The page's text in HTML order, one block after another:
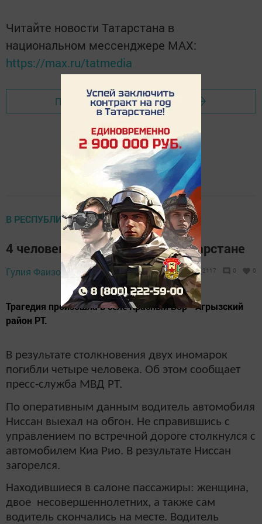
Читайте новости Татарстана в
национальном мессенджере MАХ:
https://max.ru/tatmedia
Перейти на страницу новости
В РЕСПУБЛИКЕ
4 человека погибли в ДТП в Татарстане
Гулия Фаизова, 8 мая 2021 - 10:08 2117 0 0
Трагедия произошла в селе Красный Бор - Агрызский
район РТ.
В результате столкновения двух иномарок
погибли четыре человека. Об этом сообщает
пресс-служба МВД РТ.
По оперативным данным водитель автомобиля
Ниссан выехал на обгон. Не справившись с
управлением по встречной дороге столкнулся с
автомобилем Киа Рио. В результате Ниссан
загорелся.
Находившиеся в салоне пассажиры: женщина,
двое несовершеннолетних, а также сам
водитель скончались на месте. Водитель